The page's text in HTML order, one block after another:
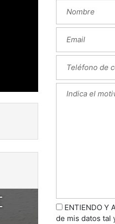
ENTIENDO Y
de mis datos tal